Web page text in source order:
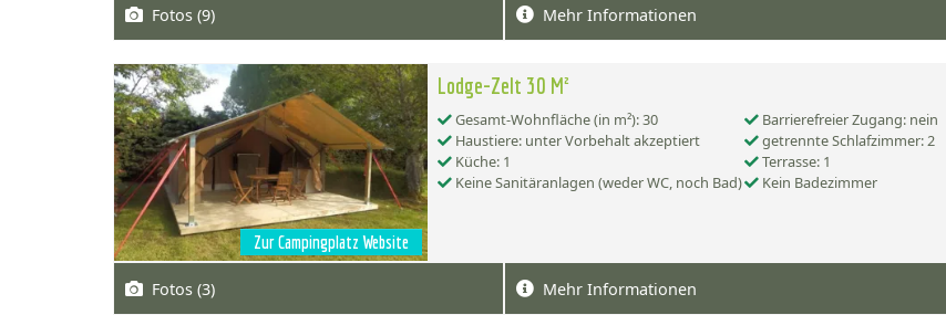
Fotos (9) Mehr Informationen
Zur Campingplatz Website
Lodge-Zelt 30 M²
Gesamt-Wohnfläche (in m²): 30
Barrierefreier Zugang: nein
Haustiere: unter Vorbehalt akzeptiert
getrennte Schlafzimmer: 2
Küche: 1
Terrasse: 1
Keine Sanitäranlagen (weder WC, noch Bad)
Kein Badezimmer
Fotos (3) Mehr Informationen